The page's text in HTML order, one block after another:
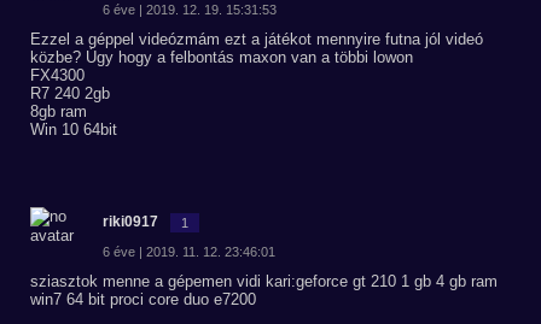
6 éve | 2019. 12. 19. 15:31:53
Ezzel a géppel videózmám ezt a játékot mennyire futna jól videó
közbe? Úgy hogy a felbontás maxon van a többi lowon
FX4300
R7 240 2gb
8gb ram
Win 10 64bit
riki0917 1
6 éve | 2019. 11. 12. 23:46:01
sziasztok menne a gépemen vidi kari:geforce gt 210 1 gb 4 gb ram
win7 64 bit proci core duo e7200